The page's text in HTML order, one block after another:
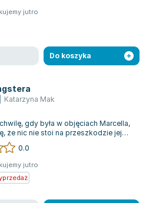
jutro
Do koszyka
Katarzyna Mak
gdy była w objęciach Marcella,
że nic nie stoi na przeszkodzie jej
nagle jej świ...
0.0
jutro